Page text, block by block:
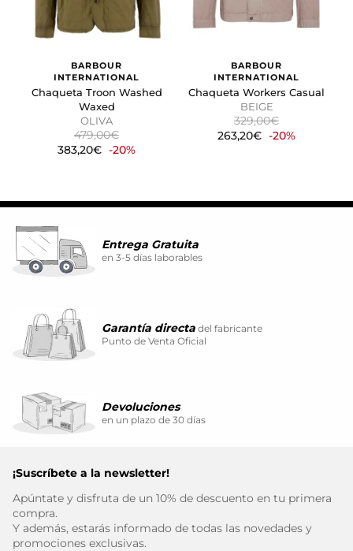
BARBOUR
INTERNATIONAL
Chaqueta Troon Washed
Waxed
OLIVA
479,00€
383,20€ -20%
BARBOUR
INTERNATIONAL
Chaqueta Workers Casual
BEIGE
329,00€
263,20€ -20%
Entrega Gratuita
en 3-5 días laborables
Garantía directa del fabricante
Punto de Venta Oficial
Devoluciones
en un plazo de 30 días
¡Suscríbete a la newsletter!
Apúntate y disfruta de un 10% de descuento en tu primera
compra.
Y además, estarás informado de todas las novedades y
promociones exclusivas.